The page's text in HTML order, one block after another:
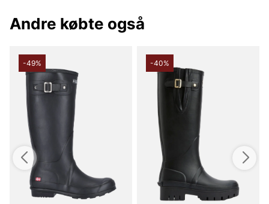
Andre købte også
-49% -40%